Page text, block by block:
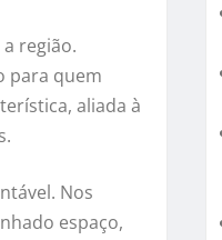
região.
para quem
aliada à
Nos
espaço,